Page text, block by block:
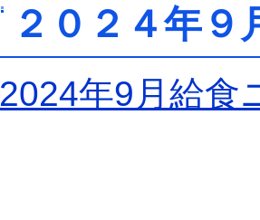
２０２４年９
2024年9月給食